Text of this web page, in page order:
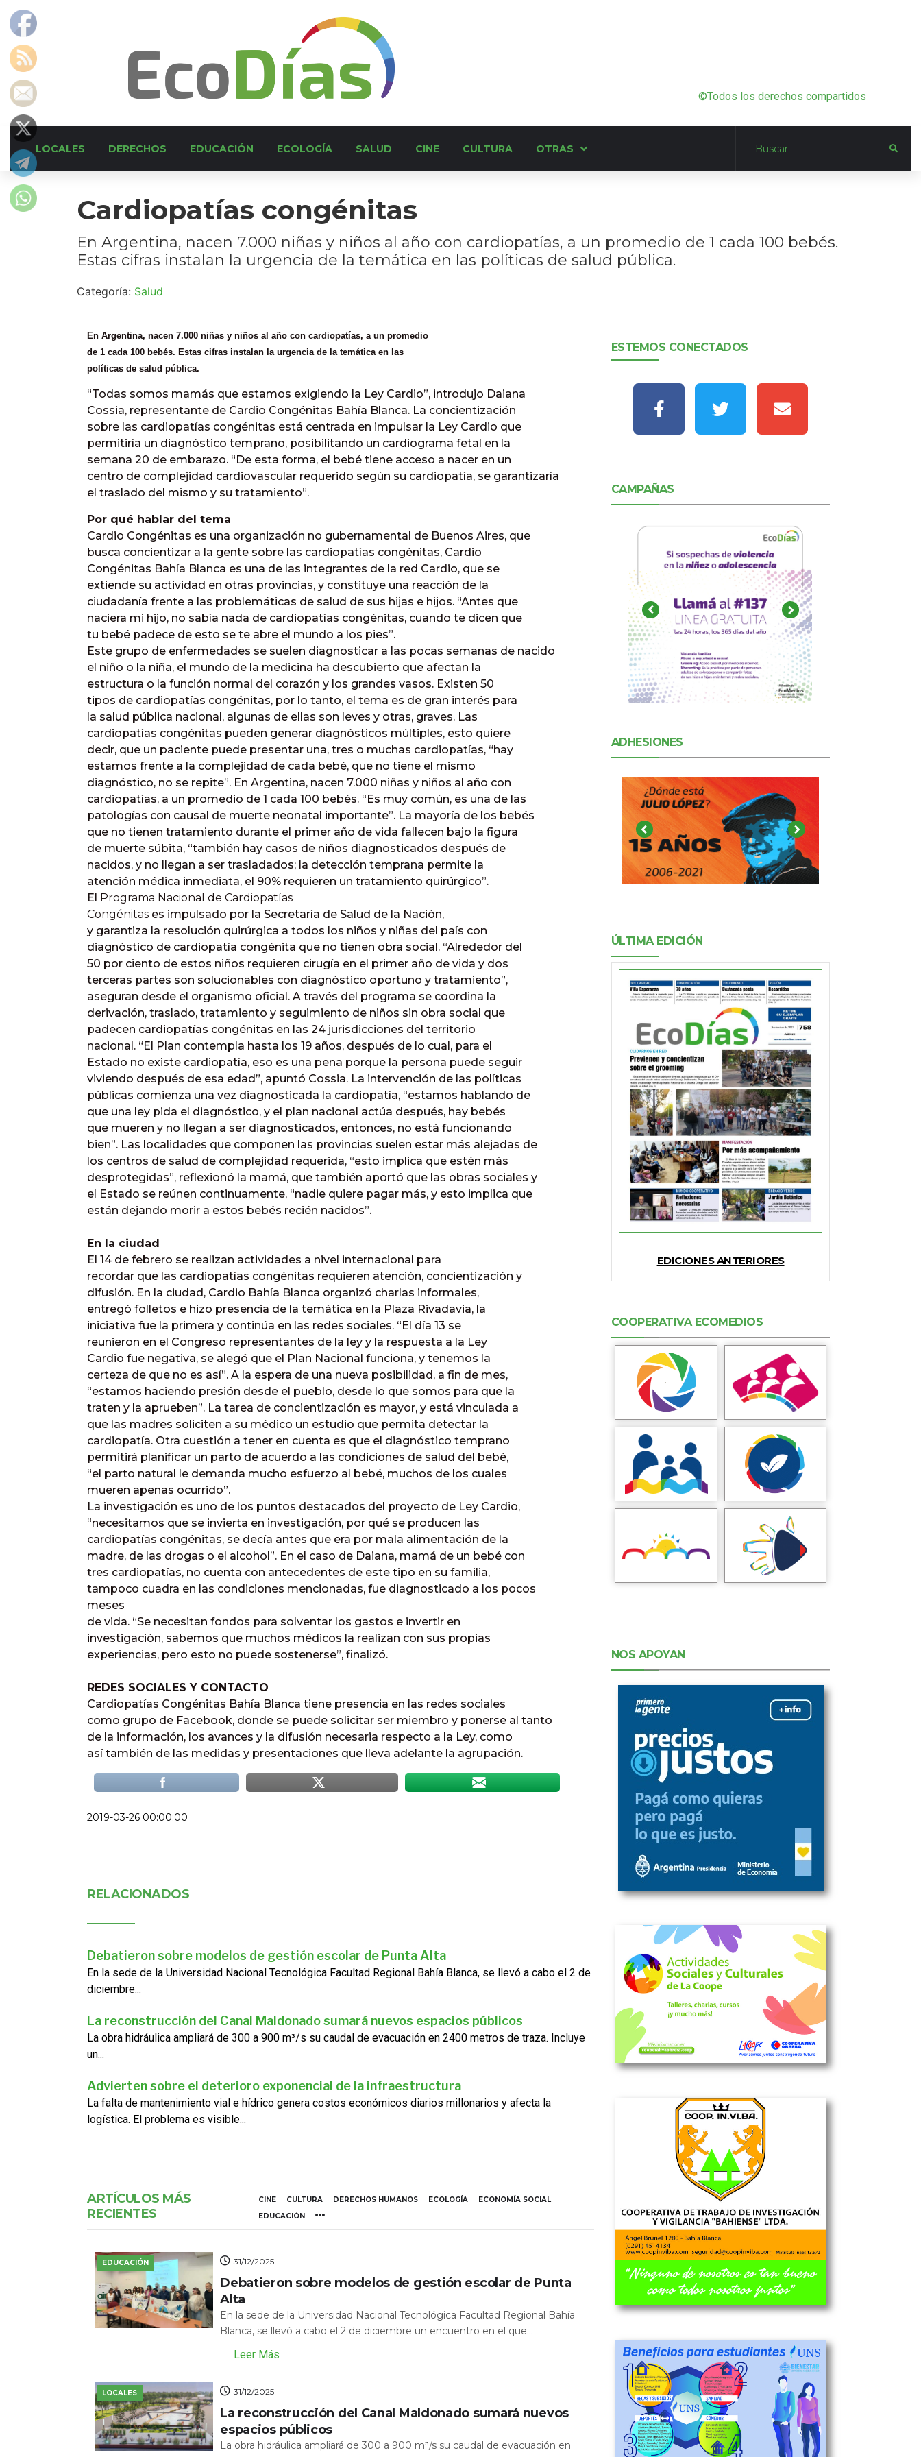
©Todos los derechos compartidos
LOCALES DERECHOS EDUCACIÓN ECOLOGÍA SALUD CINE CULTURA OTRAS
Cardiopatías congénitas
En Argentina, nacen 7.000 niñas y niños al año con cardiopatías, a un promedio de 1 cada 100 bebés.
Estas cifras instalan la urgencia de la temática en las políticas de salud pública.
Categoría: Salud
En Argentina, nacen 7.000 niñas y niños al año con cardiopatías, a un promedio
de 1 cada 100 bebés. Estas cifras instalan la urgencia de la temática en las
políticas de salud pública.
“Todas somos mamás que estamos exigiendo la Ley Cardio”, introdujo Daiana
Cossia, representante de Cardio Congénitas Bahía Blanca. La concientización
sobre las cardiopatías congénitas está centrada en impulsar la Ley Cardio que
permitiría un diagnóstico temprano, posibilitando un cardiograma fetal en la
semana 20 de embarazo. “De esta forma, el bebé tiene acceso a nacer en un
centro de complejidad cardiovascular requerido según su cardiopatía, se garantizaría
el traslado del mismo y su tratamiento”.
Por qué hablar del tema
Cardio Congénitas es una organización no gubernamental de Buenos Aires, que
busca concientizar a la gente sobre las cardiopatías congénitas, Cardio
Congénitas Bahía Blanca es una de las integrantes de la red Cardio, que se
extiende su actividad en otras provincias, y constituye una reacción de la
ciudadanía frente a las problemáticas de salud de sus hijas e hijos. “Antes que
naciera mi hijo, no sabía nada de cardiopatías congénitas, cuando te dicen que
tu bebé padece de esto se te abre el mundo a los pies”.
Este grupo de enfermedades se suelen diagnosticar a las pocas semanas de nacido
el niño o la niña, el mundo de la medicina ha descubierto que afectan la
estructura o la función normal del corazón y los grandes vasos. Existen 50
tipos de cardiopatías congénitas, por lo tanto, el tema es de gran interés para
la salud pública nacional, algunas de ellas son leves y otras, graves. Las
cardiopatías congénitas pueden generar diagnósticos múltiples, esto quiere
decir, que un paciente puede presentar una, tres o muchas cardiopatías, “hay
estamos frente a la complejidad de cada bebé, que no tiene el mismo
diagnóstico, no se repite”. En Argentina, nacen 7.000 niñas y niños al año con
cardiopatías, a un promedio de 1 cada 100 bebés. “Es muy común, es una de las
patologías con causal de muerte neonatal importante”. La mayoría de los bebés
que no tienen tratamiento durante el primer año de vida fallecen bajo la figura
de muerte súbita, “también hay casos de niños diagnosticados después de
nacidos, y no llegan a ser trasladados; la detección temprana permite la
atención médica inmediata, el 90% requieren un tratamiento quirúrgico”.
El Programa Nacional de Cardiopatías
Congénitas es impulsado por la Secretaría de Salud de la Nación,
y garantiza la resolución quirúrgica a todos los niños y niñas del país con
diagnóstico de cardiopatía congénita que no tienen obra social. “Alrededor del
50 por ciento de estos niños requieren cirugía en el primer año de vida y dos
terceras partes son solucionables con diagnóstico oportuno y tratamiento”,
aseguran desde el organismo oficial. A través del programa se coordina la
derivación, traslado, tratamiento y seguimiento de niños sin obra social que
padecen cardiopatías congénitas en las 24 jurisdicciones del territorio
nacional. “El Plan contempla hasta los 19 años, después de lo cual, para el
Estado no existe cardiopatía, eso es una pena porque la persona puede seguir
viviendo después de esa edad”, apuntó Cossia. La intervención de las políticas
públicas comienza una vez diagnosticada la cardiopatía, “estamos hablando de
que una ley pida el diagnóstico, y el plan nacional actúa después, hay bebés
que mueren y no llegan a ser diagnosticados, entonces, no está funcionando
bien”. Las localidades que componen las provincias suelen estar más alejadas de
los centros de salud de complejidad requerida, “esto implica que estén más
desprotegidas”, reflexionó la mamá, que también aportó que las obras sociales y
el Estado se reúnen continuamente, “nadie quiere pagar más, y esto implica que
están dejando morir a estos bebés recién nacidos”.
En la ciudad
El 14 de febrero se realizan actividades a nivel internacional para
recordar que las cardiopatías congénitas requieren atención, concientización y
difusión. En la ciudad, Cardio Bahía Blanca organizó charlas informales,
entregó folletos e hizo presencia de la temática en la Plaza Rivadavia, la
iniciativa fue la primera y continúa en las redes sociales. “El día 13 se
reunieron en el Congreso representantes de la ley y la respuesta a la Ley
Cardio fue negativa, se alegó que el Plan Nacional funciona, y tenemos la
certeza de que no es así”. A la espera de una nueva posibilidad, a fin de mes,
“estamos haciendo presión desde el pueblo, desde lo que somos para que la
traten y la aprueben”. La tarea de concientización es mayor, y está vinculada a
que las madres soliciten a su médico un estudio que permita detectar la
cardiopatía. Otra cuestión a tener en cuenta es que el diagnóstico temprano
permitirá planificar un parto de acuerdo a las condiciones de salud del bebé,
“el parto natural le demanda mucho esfuerzo al bebé, muchos de los cuales
mueren apenas ocurrido”.
La investigación es uno de los puntos destacados del proyecto de Ley Cardio,
“necesitamos que se invierta en investigación, por qué se producen las
cardiopatías congénitas, se decía antes que era por mala alimentación de la
madre, de las drogas o el alcohol”. En el caso de Daiana, mamá de un bebé con
tres cardiopatías, no cuenta con antecedentes de este tipo en su familia,
tampoco cuadra en las condiciones mencionadas, fue diagnosticado a los pocos
meses
de vida. “Se necesitan fondos para solventar los gastos e invertir en
investigación, sabemos que muchos médicos la realizan con sus propias
experiencias, pero esto no puede sostenerse”, finalizó.
REDES SOCIALES Y CONTACTO
Cardiopatías Congénitas Bahía Blanca tiene presencia en las redes sociales
como grupo de Facebook, donde se puede solicitar ser miembro y ponerse al tanto
de la información, los avances y la difusión necesaria respecto a la Ley, como
así también de las medidas y presentaciones que lleva adelante la agrupación.
2019-03-26 00:00:00
RELACIONADOS
Debatieron sobre modelos de gestión escolar de Punta Alta
En la sede de la Universidad Nacional Tecnológica Facultad Regional Bahía Blanca, se llevó a cabo el 2 de
diciembre...
La reconstrucción del Canal Maldonado sumará nuevos espacios públicos
La obra hidráulica ampliará de 300 a 900 m³/s su caudal de evacuación en 2400 metros de traza. Incluye
un...
Advierten sobre el deterioro exponencial de la infraestructura
La falta de mantenimiento vial e hídrico genera costos económicos diarios millonarios y afecta la
logística. El problema es visible...
ARTÍCULOS MÁS
RECIENTES
CINE CULTURA DERECHOS HUMANOS ECOLOGÍA
ECONOMÍA SOCIAL
EDUCACIÓN
EDUCACIÓN 31/12/2025
Debatieron sobre modelos de gestión escolar de Punta
Alta
En la sede de la Universidad Nacional Tecnológica Facultad Regional Bahía
Blanca, se llevó a cabo el 2 de diciembre un encuentro en el que...
Leer Más
LOCALES 31/12/2025
La reconstrucción del Canal Maldonado sumará nuevos
espacios públicos
La obra hidráulica ampliará de 300 a 900 m³/s su caudal de evacuación en
ESTEMOS CONECTADOS
CAMPAÑAS
ADHESIONES
ÚLTIMA EDICIÓN
EDICIONES ANTERIORES
COOPERATIVA ECOMEDIOS
NOS APOYAN